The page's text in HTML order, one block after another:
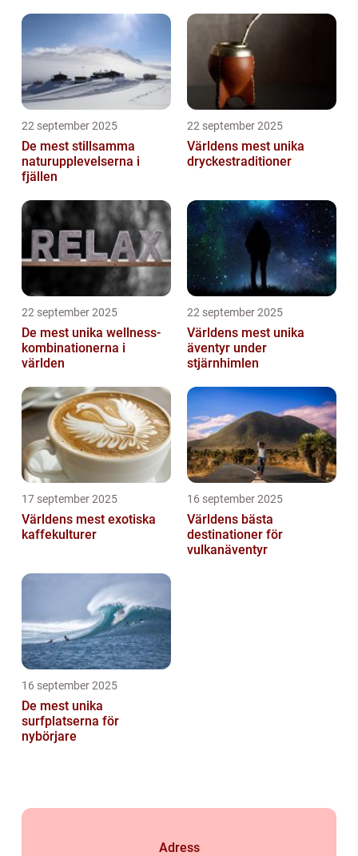
22 september 2025
De mest stillsamma
naturupplevelserna i
fjällen
22 september 2025
Världens mest unika
dryckestraditioner
22 september 2025
De mest unika wellness-
kombinationerna i
världen
22 september 2025
Världens mest unika
äventyr under
stjärnhimlen
17 september 2025
Världens mest exotiska
kaffekulturer
16 september 2025
Världens bästa
destinationer för
vulkanäventyr
16 september 2025
De mest unika
surfplatserna för
nybörjare
Adress